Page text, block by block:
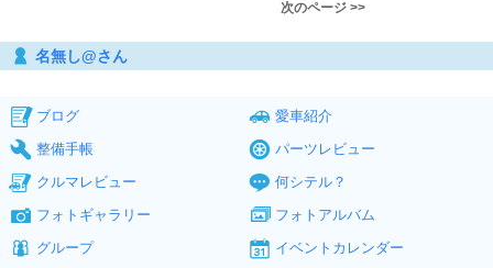
次のページ >>
名無し@さん
ブログ
愛車紹介
整備手帳
パーツレビュー
クルマレビュー
何シテル？
フォトギャラリー
フォトアルバム
グループ
イベントカレンダー